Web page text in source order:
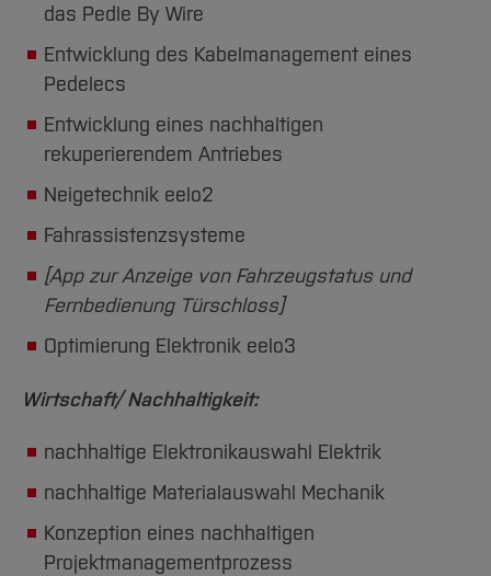
das Pedle By Wire
Entwicklung des Kabelmanagement eines
Pedelecs
Entwicklung eines nachhaltigen
rekuperierendem Antriebes
Neigetechnik eelo2
Fahrassistenzsysteme
[App zur Anzeige von Fahrzeugstatus und
Fernbedienung Türschloss]
Optimierung Elektronik eelo3
Wirtschaft/ Nachhaltigkeit:
nachhaltige Elektronikauswahl Elektrik
nachhaltige Materialauswahl Mechanik
Konzeption eines nachhaltigen
Projektmanagementprozess